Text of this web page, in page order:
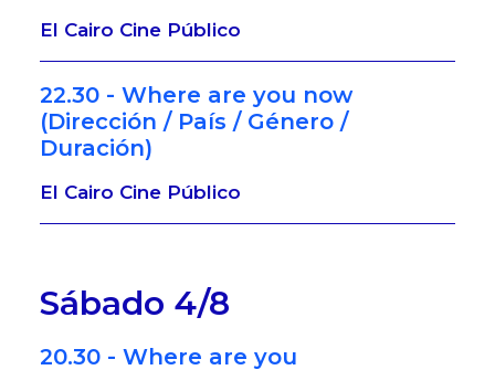
El Cairo Cine Público
22.30 - Where are you now
(Dirección / País / Género /
Duración)
El Cairo Cine Público
Sábado 4/8
20.30 - Where are you